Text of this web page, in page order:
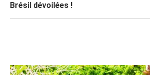
Brésil dévoilées !